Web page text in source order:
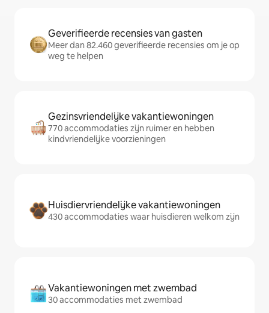
Geverifieerde recensies van gasten
Meer dan 82.460 geverifieerde recensies om je op
weg te helpen
Gezinsvriendelijke vakantiewoningen
770 accommodaties zijn ruimer en hebben
kindvriendelijke voorzieningen
Huisdiervriendelijke vakantiewoningen
430 accommodaties waar huisdieren welkom zijn
Vakantiewoningen met zwembad
30 accommodaties met zwembad